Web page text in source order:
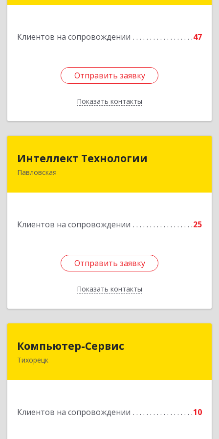
Клиентов на сопровождении 47
Отправить заявку
Показать контакты
Отправить заявку
Назад
Интеллект Технологии
Павловская
Клиентов на сопровождении 25
Отправить заявку
Показать контакты
352040, Краснодарский край, Павловский р-н,
Отправить заявку
Назад
Компьютер-Сервис
Тихорецк
Клиентов на сопровождении 10
352040, Краснодарский край, Павловский р-н,